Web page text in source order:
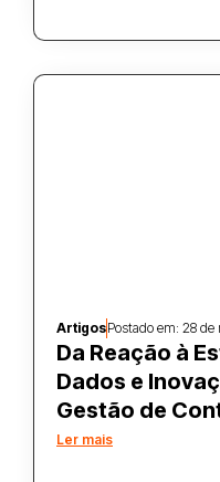
ArtigosPostado em: 28 de
Da Reação à
Dados e
Gestão de
Ler mais